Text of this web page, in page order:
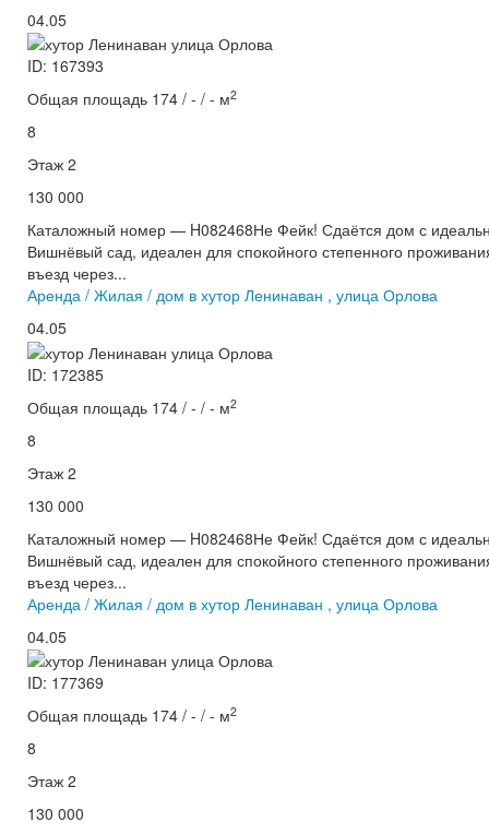
04.05
ID: 167393
Общая площадь 174 / - / - м2
8
Этаж 2
130 000
Каталожный номер — H082468Не Фейк! Сдаётся дом с
Вишнёвый сад, идеален для спокойного степенного
въезд через...
Аренда / Жилая / дом в хутор Ленинаван , улица Орлова
04.05
ID: 172385
Общая площадь 174 / - / - м2
8
Этаж 2
130 000
Каталожный номер — H082468Не Фейк! Сдаётся дом с
Вишнёвый сад, идеален для спокойного степенного
въезд через...
Аренда / Жилая / дом в хутор Ленинаван , улица Орлова
04.05
ID: 177369
Общая площадь 174 / - / - м2
8
Этаж 2
130 000